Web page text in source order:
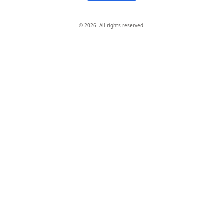
© 2026. All rights reserved.